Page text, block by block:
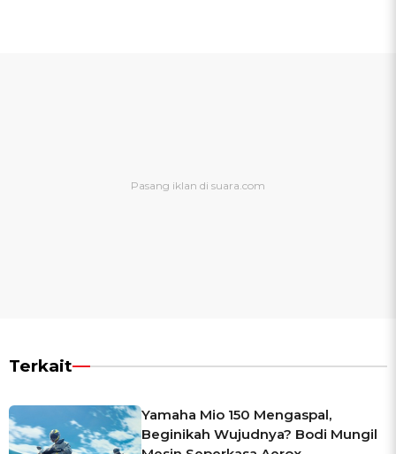
Terkait
Yamaha Mio 150 Mengaspal,
Beginikah Wujudnya? Bodi Mungil